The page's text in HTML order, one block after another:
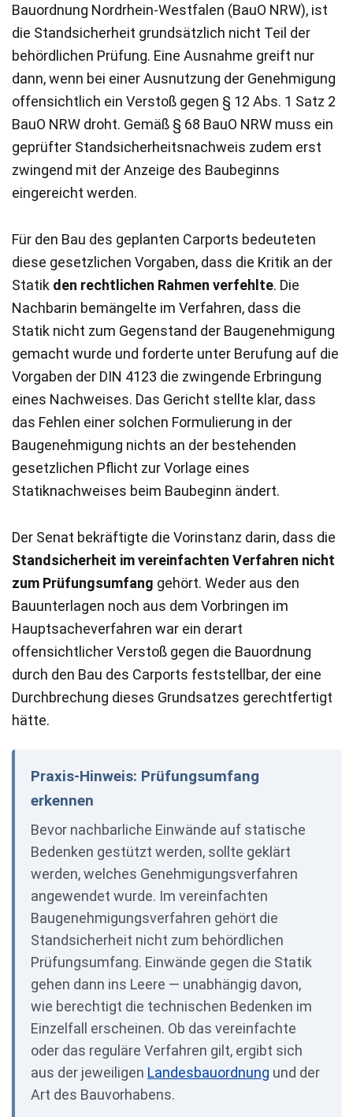
Bauordnung Nordrhein-Westfalen (BauO NRW), ist
die Standsicherheit grundsätzlich nicht Teil der
behördlichen Prüfung. Eine Ausnahme greift nur
dann, wenn bei einer Ausnutzung der Genehmigung
offensichtlich ein Verstoß gegen § 12 Abs. 1 Satz 2
BauO NRW droht. Gemäß § 68 BauO NRW muss ein
geprüfter Standsicherheitsnachweis zudem erst
zwingend mit der Anzeige des Baubeginns
eingereicht werden.
Für den Bau des geplanten Carports bedeuteten
diese gesetzlichen Vorgaben, dass die Kritik an der
Statik den rechtlichen Rahmen verfehlte. Die
Nachbarin bemängelte im Verfahren, dass die
Statik nicht zum Gegenstand der Baugenehmigung
gemacht wurde und forderte unter Berufung auf die
Vorgaben der DIN 4123 die zwingende Erbringung
eines Nachweises. Das Gericht stellte klar, dass
das Fehlen einer solchen Formulierung in der
Baugenehmigung nichts an der bestehenden
gesetzlichen Pflicht zur Vorlage eines
Statiknachweises beim Baubeginn ändert.
Der Senat bekräftigte die Vorinstanz darin, dass die
Standsicherheit im vereinfachten Verfahren nicht
zum Prüfungsumfang gehört. Weder aus den
Bauunterlagen noch aus dem Vorbringen im
Hauptsacheverfahren war ein derart
offensichtlicher Verstoß gegen die Bauordnung
durch den Bau des Carports feststellbar, der eine
Durchbrechung dieses Grundsatzes gerechtfertigt
hätte.
Praxis-Hinweis: Prüfungsumfang
erkennen
Bevor nachbarliche Einwände auf statische
Bedenken gestützt werden, sollte geklärt
werden, welches Genehmigungsverfahren
angewendet wurde. Im vereinfachten
Baugenehmigungsverfahren gehört die
Standsicherheit nicht zum behördlichen
Prüfungsumfang. Einwände gegen die Statik
gehen dann ins Leere — unabhängig davon,
wie berechtigt die technischen Bedenken im
Einzelfall erscheinen. Ob das vereinfachte
oder das reguläre Verfahren gilt, ergibt sich
aus der jeweiligen Landesbauordnung und der
Art des Bauvorhabens.